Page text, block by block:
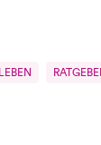
LEBEN